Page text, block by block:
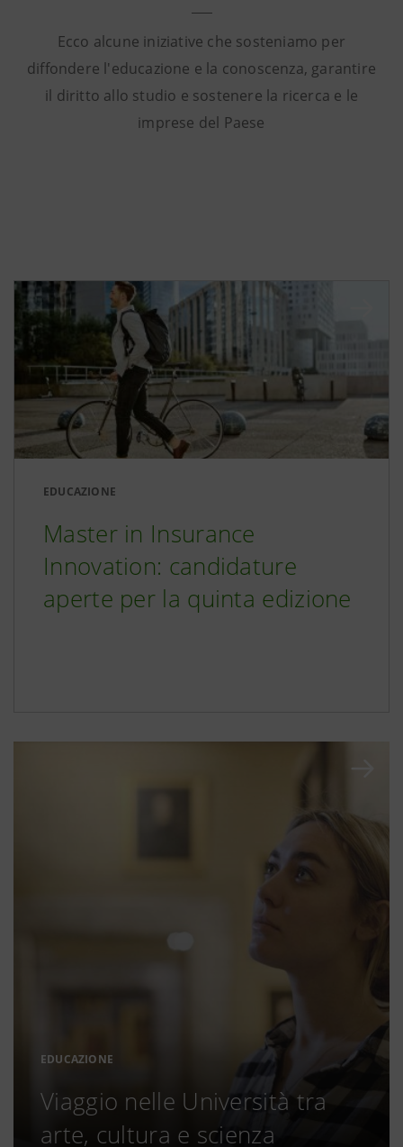
Ecco alcune iniziative che sosteniamo per
diffondere l'educazione e la conoscenza, garantire
il diritto allo studio e sostenere la ricerca e le
imprese del Paese
EDUCAZIONE
Master in Insurance
Innovation: candidature
aperte per la quinta edizione
EDUCAZIONE
Viaggio nelle Università tra
arte, cultura e scienza